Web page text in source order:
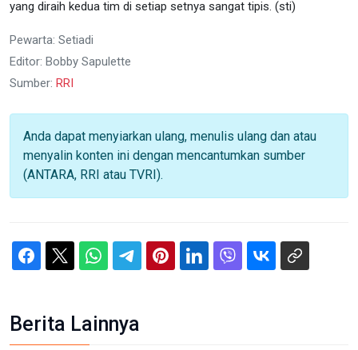
yang diraih kedua tim di setiap setnya sangat tipis. (sti)
Pewarta: Setiadi
Editor: Bobby Sapulette
Sumber: RRI
Anda dapat menyiarkan ulang, menulis ulang dan atau
menyalin konten ini dengan mencantumkan sumber
(ANTARA, RRI atau TVRI).
Berita Lainnya